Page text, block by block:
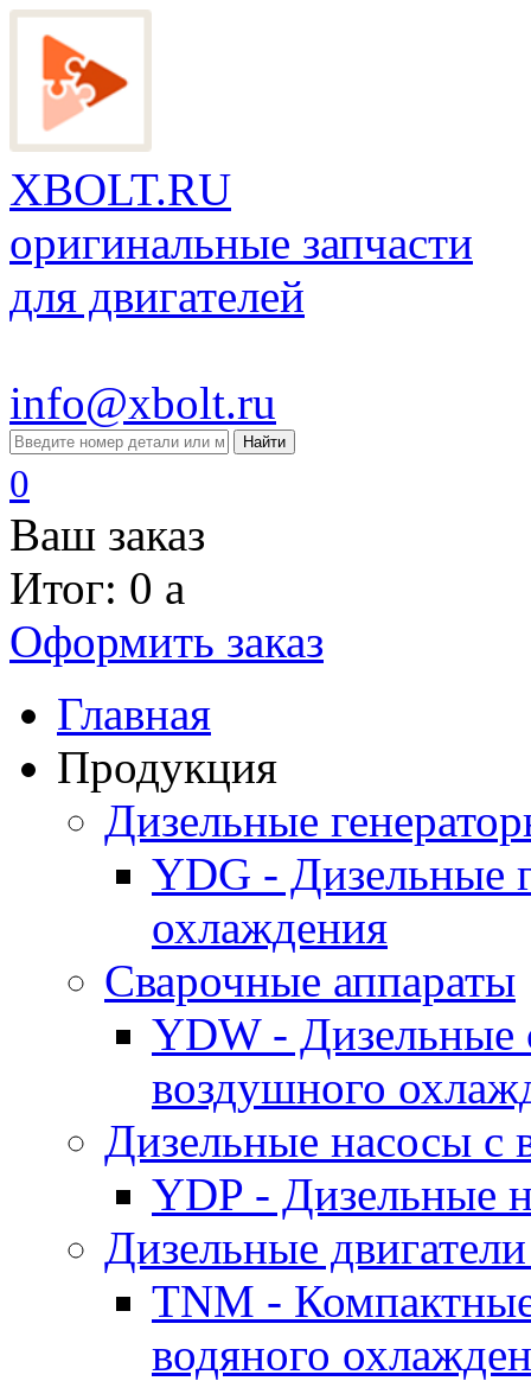
XBOLT.RU
оригинальные запчасти
для двигателей
info@xbolt.ru
Найти
0
Ваш заказ
Итог: 0 a
Оформить заказ
Главная
Продукция
Дизельные
YDG - Дизельные
охлаждения
Cварочные аппараты
YDW - Дизельные
воздушного
Дизельные насосы
YDP - Дизельные
Дизельные
TNM -
водяного